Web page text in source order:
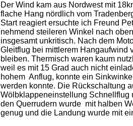
Der Wind kam aus Nordwest mit
flache Hang nördlich vom
Start reagiert ersuchte ich Freund
nehmend steileren Winkel nach
insgesamt unkritisch. Nach dem
Gleitflug bei mittlerem Hangaufwind
bleiben. Thermisch waren kaum
weil es mit 15 Grad auch nicht
hohem Anflug, konnte ein
werden konnte. Die Rückschaltung
Wölbklappeneinstellung Schnellflug
den Querrudern wurde mit halben
genug und die Landung wurde mit